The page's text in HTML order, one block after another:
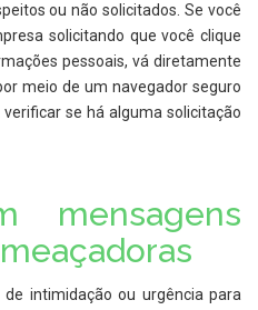
ou não solicitados. Se você
solicitando que você clique
pessoais, vá diretamente
meio de um navegador seguro
se há alguma solicitação
mensagens
intimidação ou urgência para